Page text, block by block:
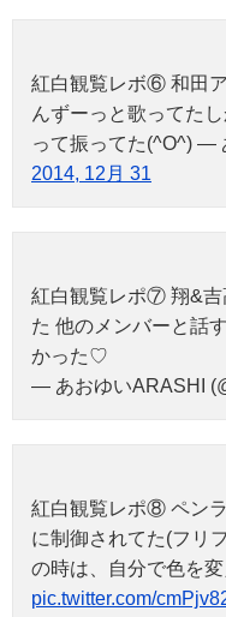
紅白観覧レボ⑥ 和田
んずーっと歌ってた
って振ってた(^O^) —
2014, 12月 31
紅白観覧レポ⑦ 翔&吉
た 他のメンバーと話
かった♡
— あおゆいARASHI
紅白観覧レポ⑧ ペン
に制御されてた(フリ
の時は、自分で色を変
pic.twitter.com/